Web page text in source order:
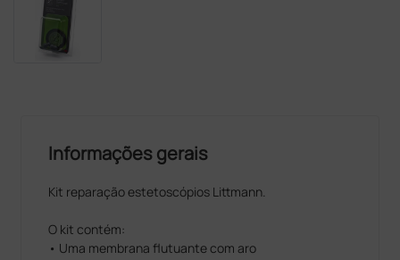
Informações gerais
Kit reparação estetoscópios Littmann.
O kit contém:
• Uma membrana flutuante com aro